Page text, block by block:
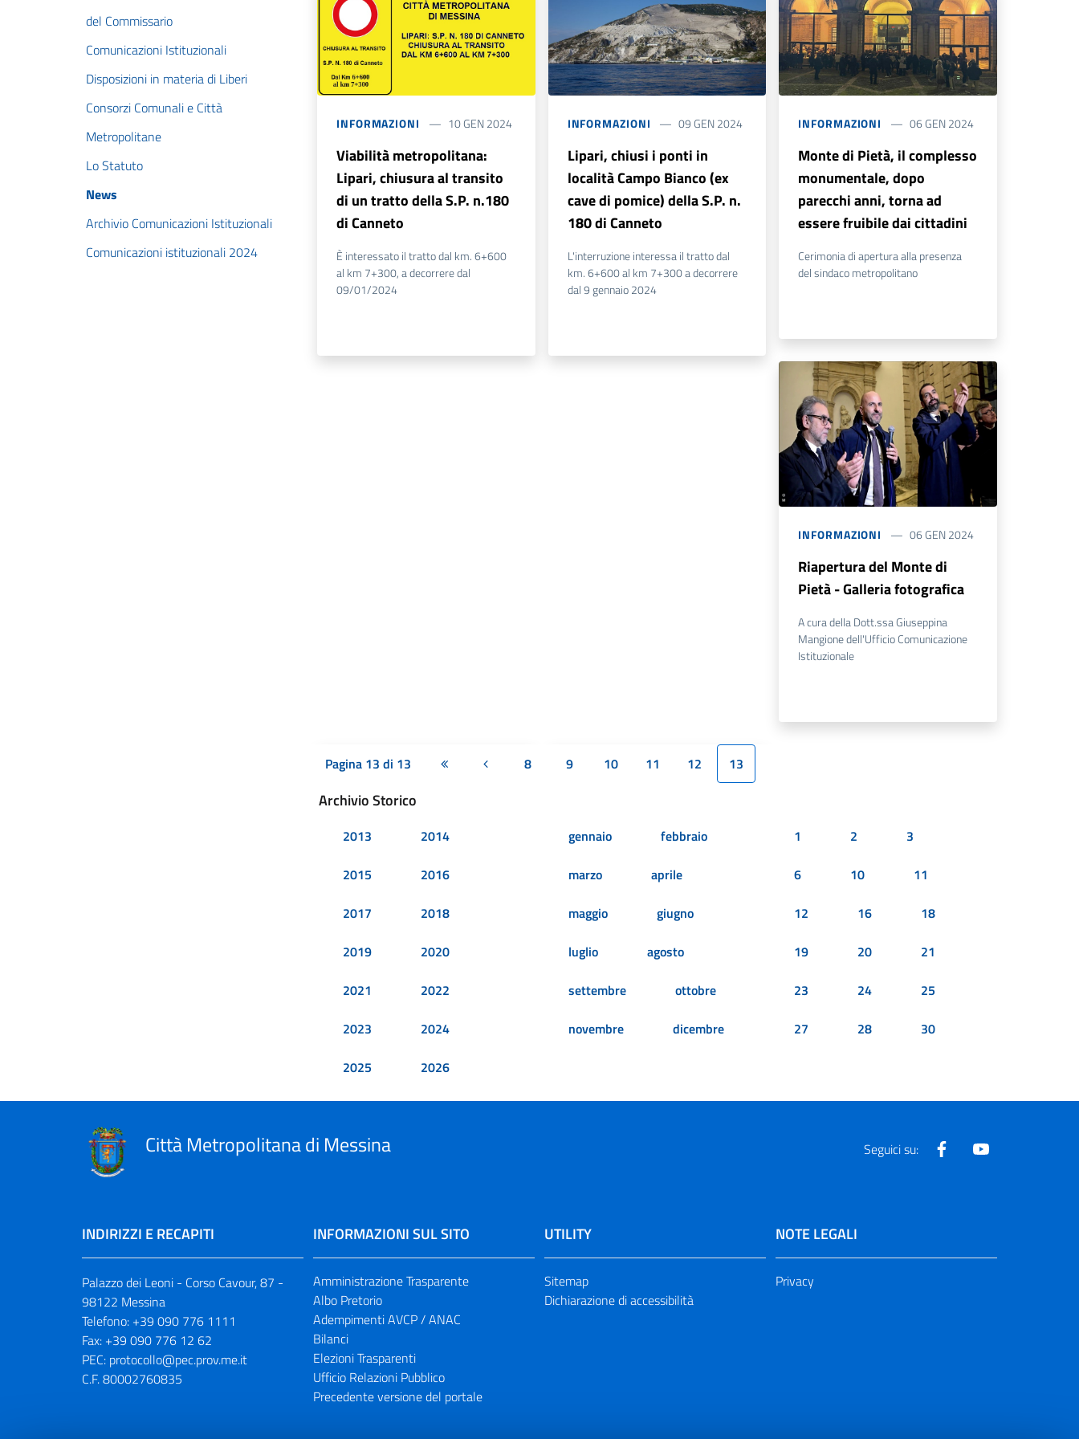
del Commissario
Comunicazioni Istituzionali
Disposizioni in materia di Liberi
Consorzi Comunali e Città
Metropolitane
Lo Statuto
News
Archivio Comunicazioni Istituzionali
Comunicazioni istituzionali 2024
INFORMAZIONI 10 GEN 2024
Viabilità metropolitana:
Lipari, chiusura al transito
di un tratto della S.P. n.180
di Canneto
È interessato il tratto dal km. 6+600
al km 7+300, a decorrere dal
09/01/2024
INFORMAZIONI 09 GEN 2024
Lipari, chiusi i ponti in
località Campo Bianco (ex
cave di pomice) della S.P. n.
180 di Canneto
L'interruzione interessa il tratto dal
km. 6+600 al km 7+300 a decorrere
dal 9 gennaio 2024
INFORMAZIONI 06 GEN 2024
Monte di Pietà, il complesso
monumentale, dopo
parecchi anni, torna ad
essere fruibile dai cittadini
Cerimonia di apertura alla presenza
del sindaco metropolitano
INFORMAZIONI 06 GEN 2024
Riapertura del Monte di
Pietà - Galleria fotografica
A cura della Dott.ssa Giuseppina
Mangione dell'Ufficio Comunicazione
Istituzionale
Pagina 13 di 13 Prima paginaPagina precedente
8 9 10 11 12 13
Archivio Storico
2013
2014
2015
2016
2017
2018
2019
2020
2021
2022
2023
2024
2025
2026
gennaio
febbraio
marzo
aprile
maggio
giugno
luglio
agosto
settembre
ottobre
novembre
dicembre
1 2
3
6
10
11
12
16
18
19
20
21
23
24
25
27
28 30
Città Metropolitana di Messina Seguici su: Facebook
INDIRIZZI E RECAPITI
Palazzo dei Leoni - Corso Cavour, 87 -
98122 Messina
Telefono: +39 090 776 1111
Fax: +39 090 776 12 62
PEC: protocollo@pec.prov.me.it
C.F. 80002760835
INFORMAZIONI SUL SITO
Amministrazione Trasparente
Albo Pretorio
Adempimenti AVCP / ANAC
Bilanci
Elezioni Trasparenti
Ufficio Relazioni Pubblico
Precedente versione del portale
UTILITY
Sitemap
Dichiarazione di accessibilità
NOTE LEGALI
Privacy